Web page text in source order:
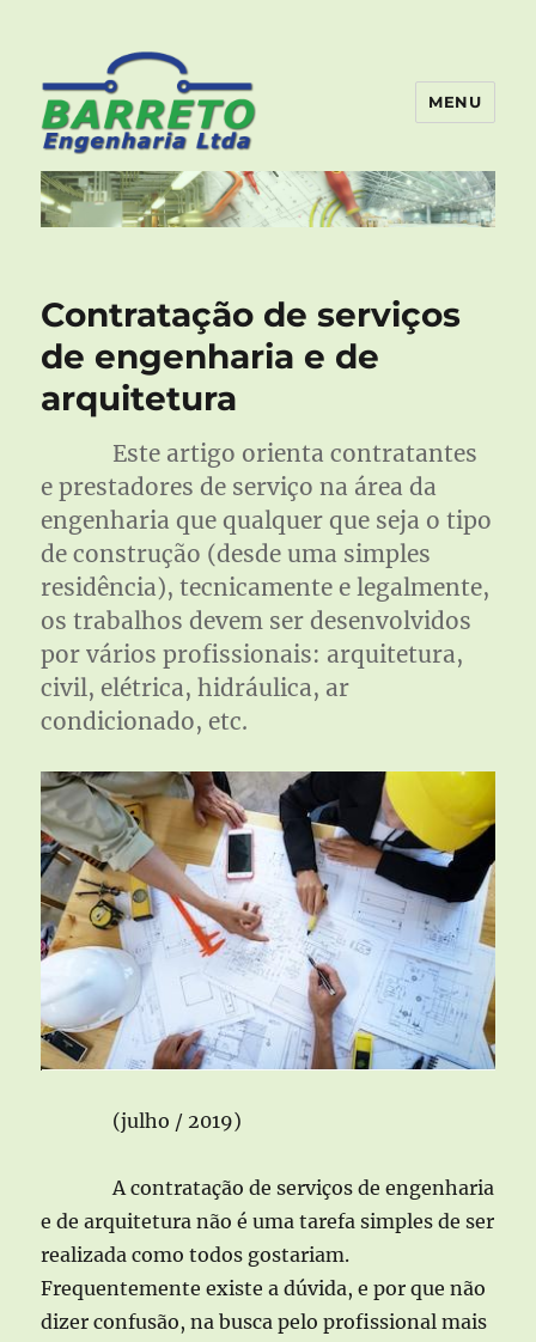
Barreto Engenharia – Artigos
e Notícias
MENU
Contratação de serviços
de engenharia e de
arquitetura
Este artigo orienta contratantes
e prestadores de serviço na área da
engenharia que qualquer que seja o tipo
de construção (desde uma simples
residência), tecnicamente e legalmente,
os trabalhos devem ser desenvolvidos
por vários profissionais: arquitetura,
civil, elétrica, hidráulica, ar
condicionado, etc.
(julho / 2019)
A contratação de serviços de engenharia
e de arquitetura não é uma tarefa simples de ser
realizada como todos gostariam.
Frequentemente existe a dúvida, e por que não
dizer confusão, na busca pelo profissional mais